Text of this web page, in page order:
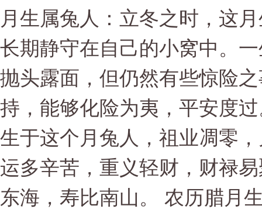
月生属兔人：立冬之时，这
长期静守在自己的小窝中。
抛头露面，但仍然有些惊险
持，能够化险为夷，平安度
生于这个月兔人，祖业凋零
运多辛苦，重义轻财，财禄
东海，寿比南山。 农历腊月